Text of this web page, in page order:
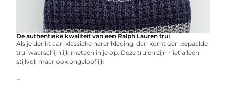
De authentieke kwaliteit van een Ralph Lauren trui
Als je denkt aan klassieke herenkleding, dan komt een bepaalde
trui waarschijnlijk meteen in je op. Deze truien zijn niet alleen
stijlvol, maar ook ongelooflijk
...